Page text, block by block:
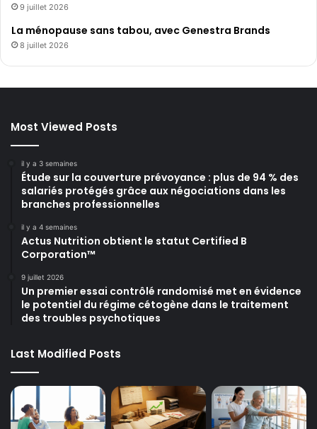
9 juillet 2026
La ménopause sans tabou, avec Genestra Brands
8 juillet 2026
Most Viewed Posts
il y a 3 semaines
Étude sur la couverture prévoyance : plus de 94 % des
salariés protégés grâce aux négociations dans les
branches professionnelles
il y a 4 semaines
Actus Nutrition obtient le statut Certified B
Corporation™
9 juillet 2026
Un premier essai contrôlé randomisé met en évidence
le potentiel du régime cétogène dans le traitement
des troubles psychotiques
Last Modified Posts